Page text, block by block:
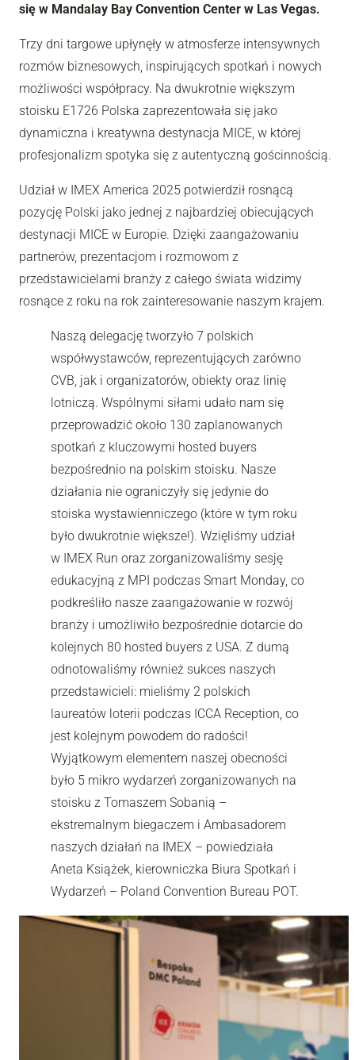
się w Mandalay Bay Convention Center w Las Vegas.
Trzy dni targowe upłynęły w atmosferze intensywnych
rozmów biznesowych, inspirujących spotkań i nowych
możliwości współpracy. Na dwukrotnie większym
stoisku E1726 Polska zaprezentowała się jako
dynamiczna i kreatywna destynacja MICE, w której
profesjonalizm spotyka się z autentyczną gościnnością.
Udział w IMEX America 2025 potwierdził rosnącą
pozycję Polski jako jednej z najbardziej obiecujących
destynacji MICE w Europie. Dzięki zaangażowaniu
partnerów, prezentacjom i rozmowom z
przedstawicielami branży z całego świata widzimy
rosnące z roku na rok zainteresowanie naszym krajem.
Naszą delegację tworzyło 7 polskich
współwystawców, reprezentujących zarówno
CVB, jak i organizatorów, obiekty oraz linię
lotniczą. Wspólnymi siłami udało nam się
przeprowadzić około 130 zaplanowanych
spotkań z kluczowymi hosted buyers
bezpośrednio na polskim stoisku. Nasze
działania nie ograniczyły się jedynie do
stoiska wystawienniczego (które w tym roku
było dwukrotnie większe!). Wzięliśmy udział
w IMEX Run oraz zorganizowaliśmy sesję
edukacyjną z MPI podczas Smart Monday, co
podkreśliło nasze zaangażowanie w rozwój
branży i umożliwiło bezpośrednie dotarcie do
kolejnych 80 hosted buyers z USA. Z dumą
odnotowaliśmy również sukces naszych
przedstawicieli: mieliśmy 2 polskich
laureatów loterii podczas ICCA Reception, co
jest kolejnym powodem do radości!
Wyjątkowym elementem naszej obecności
było 5 mikro wydarzeń zorganizowanych na
stoisku z Tomaszem Sobanią –
ekstremalnym biegaczem i Ambasadorem
naszych działań na IMEX – powiedziała
Aneta Książek, kierowniczka Biura Spotkań i
Wydarzeń – Poland Convention Bureau POT.